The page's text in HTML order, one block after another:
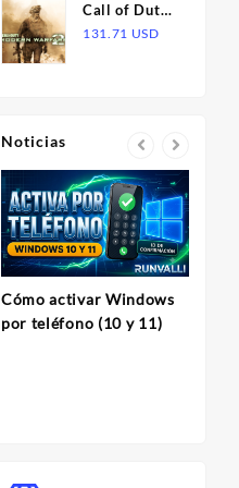
Esports Chair
Call of Duty:
Modern
131.71 USD
Noticias
Cómo activar Windows
por teléfono (10 y 11)